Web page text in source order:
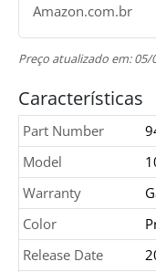
Amazon.com.br
Preço atualizado em:05/
Características
Part Number
Model
Warranty
Color
Release Date